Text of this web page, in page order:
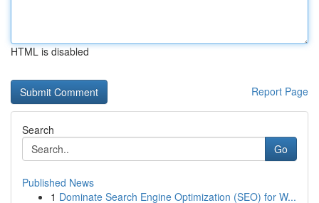
HTML is disabled
Report Page
Search
Go
Published News
1 Dominate Search Engine Optimization (SEO) for W...